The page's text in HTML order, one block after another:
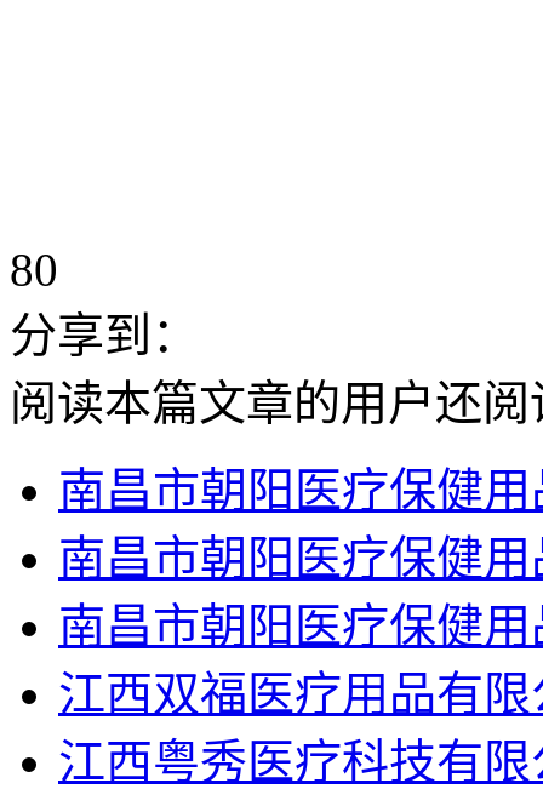
80
分享到：
阅读本篇文章的用户还阅
南昌市朝阳医疗保健
南昌市朝阳医疗保健
南昌市朝阳医疗保健
江西双福医疗用品有
江西粤秀医疗科技有